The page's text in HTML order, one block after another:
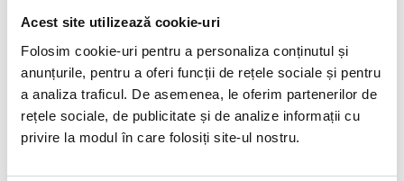
Acest site utilizează cookie-uri
Folosim cookie-uri pentru a personaliza conținutul și
anunțurile, pentru a oferi funcții de rețele sociale și pentru
a analiza traficul. De asemenea, le oferim partenerilor de
rețele sociale, de publicitate și de analize informații cu
privire la modul în care folosiți site-ul nostru.
Banda de reparatii din aluminiu
Scotch 48 mm x 15 m Scotch
Anunta-ma cand revine in stoc
Banda de reparatii exterior
Scotch Extremium 48 mm x
27.4 m Scotch 3M
60,99 lei
(pret cu TVA)
Anunta-ma cand revine in stoc